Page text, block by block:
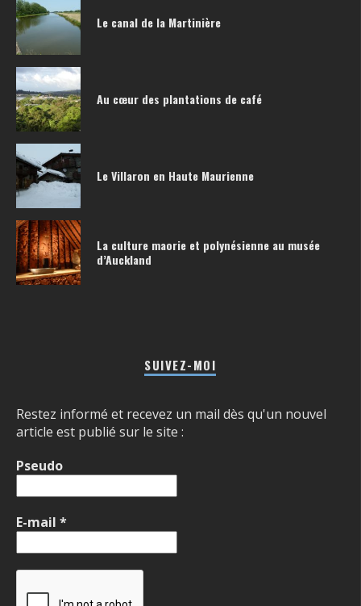
Le canal de la Martinière
Au cœur des plantations de café
Le Villaron en Haute Maurienne
La culture maorie et polynésienne au musée
d’Auckland
SUIVEZ-MOI
Restez informé et recevez un mail dès qu'un nouvel
article est publié sur le site :
Pseudo
E-mail *